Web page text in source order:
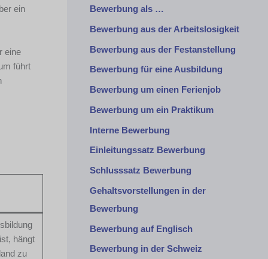
ein
eine
führt
hängt
zu
Bewerbung als …
Bewerbung aus der Arbeitslosigkeit
Bewerbung aus der Festanstellung
Bewerbung für eine Ausbildung
Bewerbung um einen Ferienjob
Bewerbung um ein Praktikum
Interne Bewerbung
Einleitungssatz Bewerbung
Schlusssatz Bewerbung
Gehaltsvorstellungen in der
Bewerbung
Bewerbung auf Englisch
Bewerbung in der Schweiz